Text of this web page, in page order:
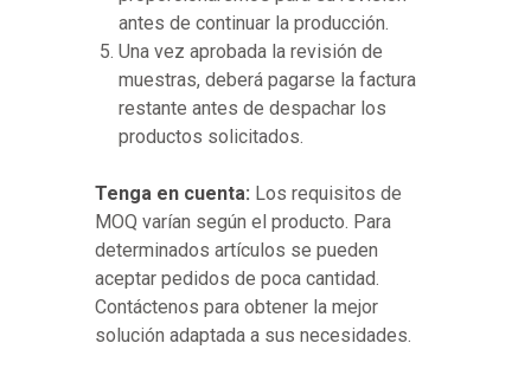
antes de continuar la producción.
Una vez aprobada la revisión de
muestras, deberá pagarse la factura
restante antes de despachar los
productos solicitados.
Tenga en cuenta: Los requisitos de
MOQ varían según el producto. Para
determinados artículos se pueden
aceptar pedidos de poca cantidad.
Contáctenos para obtener la mejor
solución adaptada a sus necesidades.